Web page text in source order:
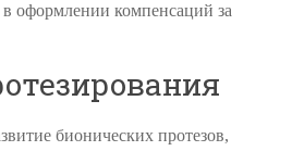
оформлении компенсаций за
бионических протезов,